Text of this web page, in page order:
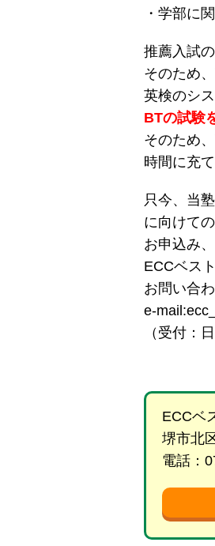
・学部に
推薦入試
そのため
英検のシス
BTの試験
そのため
時間に充
只今、当
に向けての
お申込み
ECCベス
お問い合
e-
（受付：
ECCベ
堺市北
電話：